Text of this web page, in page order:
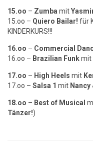
15.oo – Zumba mit
15.oo – Quiero Bailar! für
KINDERKURS!!!
16.oo – Commercial
16.oo – Brazilian Funkmit
17.oo – High Heels mit
17.oo – Salsa 1 mit Nancy
18.oo – Best of Musical
Tänzer!)